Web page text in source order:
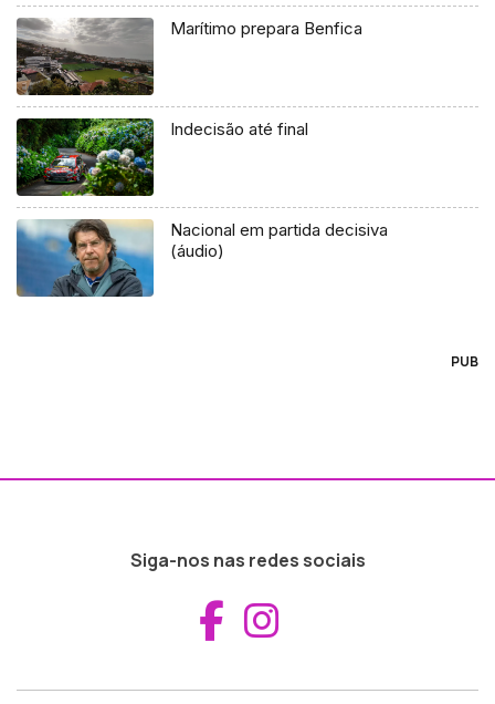
Marítimo prepara Benfica
Indecisão até final
Nacional em partida decisiva
(áudio)
PUB
Siga-nos nas redes sociais
Aceder ao